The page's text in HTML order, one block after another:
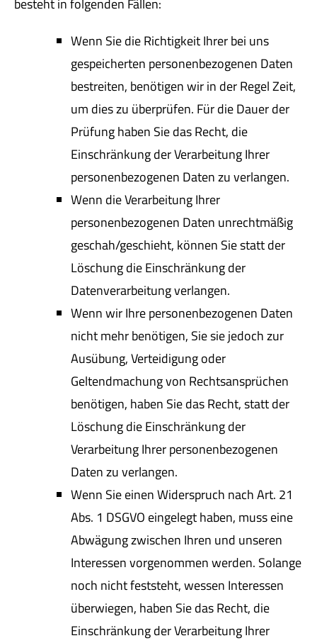
besteht in folgenden Fällen:
Wenn Sie die Richtigkeit Ihrer bei uns
gespeicherten personenbezogenen Daten
bestreiten, benötigen wir in der Regel Zeit,
um dies zu überprüfen. Für die Dauer der
Prüfung haben Sie das Recht, die
Einschränkung der Verarbeitung Ihrer
personenbezogenen Daten zu verlangen.
Wenn die Verarbeitung Ihrer
personenbezogenen Daten unrechtmäßig
geschah/geschieht, können Sie statt der
Löschung die Einschränkung der
Datenverarbeitung verlangen.
Wenn wir Ihre personenbezogenen Daten
nicht mehr benötigen, Sie sie jedoch zur
Ausübung, Verteidigung oder
Geltendmachung von Rechtsansprüchen
benötigen, haben Sie das Recht, statt der
Löschung die Einschränkung der
Verarbeitung Ihrer personenbezogenen
Daten zu verlangen.
Wenn Sie einen Widerspruch nach Art. 21
Abs. 1 DSGVO eingelegt haben, muss eine
Abwägung zwischen Ihren und unseren
Interessen vorgenommen werden. Solange
noch nicht feststeht, wessen Interessen
überwiegen, haben Sie das Recht, die
Einschränkung der Verarbeitung Ihrer